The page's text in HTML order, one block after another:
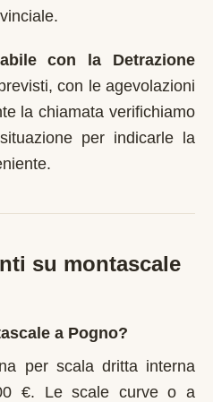
con la Detrazione
con le agevolazioni
la chiamata verifichiamo
per indicarle la
su montascale
a Pogno?
per scala dritta interna
€. Le scale curve o a